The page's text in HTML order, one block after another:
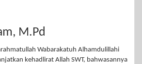
M.Pd
Wabarakatuh Alhamdulillahi
kehadlirat Allah SWT, bahwasannya